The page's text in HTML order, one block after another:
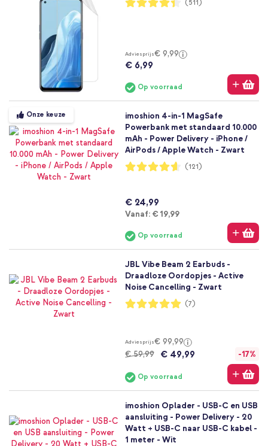
87%
(511)
Adviesprijs€ 9,99
€ 6,99
Op voorraad
Onze keuze
imoshion 4-in-1 MagSafe
Powerbank met standaard 10.000
mAh - Power Delivery - iPhone /
AirPods / Apple Watch - Zwart
Waardering:
92%
(121)
€ 24,99
Vanaf: Vanaf
€ 19,99
Op voorraad
JBL Vibe Beam 2 Earbuds -
Draadloze Oordopjes - Active
Noise Cancelling - Zwart
Waardering:
100%
(7)
Adviesprijs€ 99,99
€ 59,99
€ 49,99 -17%
Op voorraad
imoshion Oplader - USB-C en USB
aansluiting - Power Delivery - 20
Watt + USB-C naar USB-C kabel -
1 meter - Wit